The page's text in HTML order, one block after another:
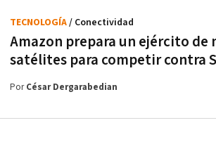
Amazon prepara un ejército de
satélites para competir contra
TECNOLOGÍA/ Conectividad
PorCésar Dergarabedian